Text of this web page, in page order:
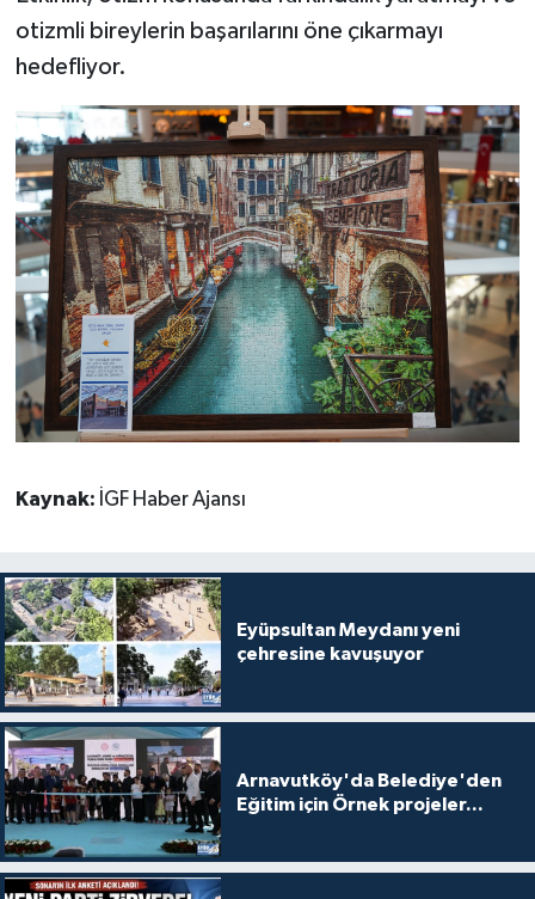
otizmli bireylerin başarılarını öne çıkarmayı
hedefliyor.
Kaynak: İGF Haber Ajansı
Eyüpsultan Meydanı yeni
çehresine kavuşuyor
Arnavutköy'da Belediye'den
Eğitim için Örnek projeler...